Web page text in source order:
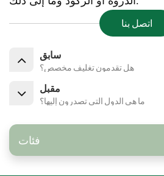
اتصل بنا
سابق
هل تقدمون تغليف مخصص؟
مقبل
ما هي الدول التي تصدرون إليها؟
فئات